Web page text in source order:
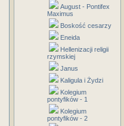
August - Pontifex
Maximus
Boskość cesarzy
Eneida
Hellenizacji religii
rzymskiej
Janus
Kaligula i Żydzi
Kolegium
pontyfików - 1
Kolegium
pontyfików - 2